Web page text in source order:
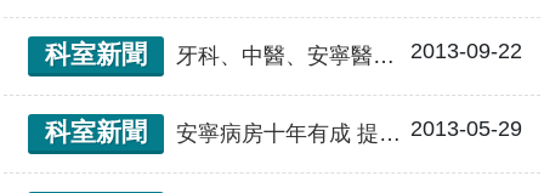
科室新聞 牙科、中醫、安寧醫療 後年起全面評鑑 2013-09-22
科室新聞 安寧病房十年有成 提供患者生命尊嚴和平安 2013-05-29